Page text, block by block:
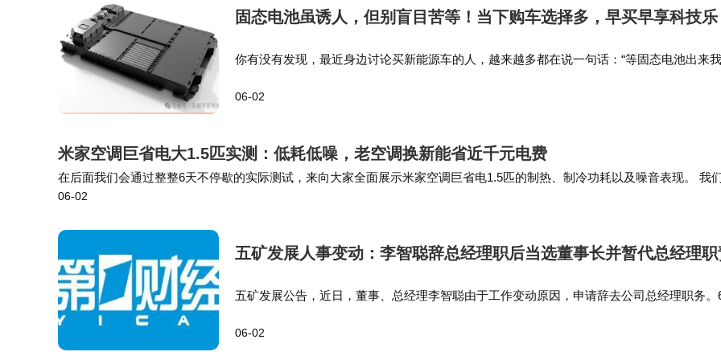
固态电池虽诱人，但别盲目苦等！当下购车选择多，早买早享科技乐
你有没有发现，最近身边讨论买新能源车的人，越来越多都在说一句话：“等固态电池出来
30年后，固态电池成熟了，想换车再…
06-02
米家空调巨省电大1.5匹实测：低耗低噪，老空调换新能省近千元电费
在后面我们会通过整整6天不停歇的实际测试，来向大家全面展示米家空调巨省电1.5匹的制热、制冷功耗以及噪音表现。 我
测了一台 2021 年购入的大1.5匹老款新一级能效空调，在25平米的客厅使用5小时，几…
06-02
五矿发展人事变动：李智聪辞总经理职后当选董事长并暂代总经理职
五矿发展公告，近日，董事、总经理李智聪由于工作变动原因，申请辞去公司总经理职务。
会任期届满之日止。同时，在公司总经理空…
06-02